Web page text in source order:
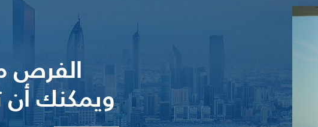
الفرص
ويمكنك أن